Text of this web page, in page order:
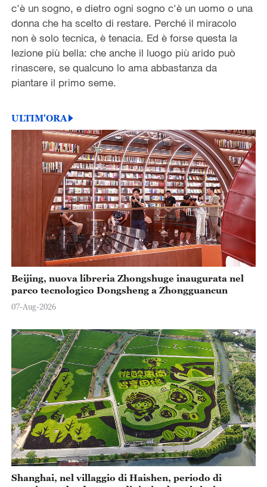
c'è un sogno, e dietro ogni sogno c'è un uomo o una
donna che ha scelto di restare. Perché il miracolo
non è solo tecnica, è tenacia. Ed è forse questa la
lezione più bella: che anche il luogo più arido può
rinascere, se qualcuno lo ama abbastanza da
piantare il primo seme.
ULTIM'ORA
Beijing, nuova libreria Zhongshuge inaugurata nel
parco tecnologico Dongsheng a Zhongguancun
07-Aug-2026
Shanghai, nel villaggio di Haishen, periodo di